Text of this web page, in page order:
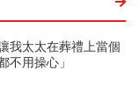
我太太在葬禮上當個
不用操心」